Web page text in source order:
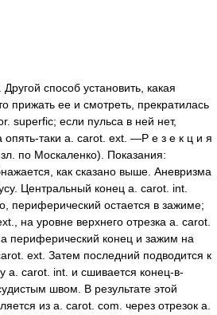
способ установить, какая
прижать ее и смотреть, прекратилась
superfic; если пульса в ней нет,
опять-таки a. carot. ext. —Р е з е к ц и я
по Москаленко). Показания:
как сказано выше. Аневризма
Центральный конец а. carot. int.
периферический остается в зажиме;
на уровне верхнего отрезка а. carot.
периферический конец и зажим на
ext. Затем последний подводится к
a. carot. int. и сшивается конец-в-
швом. В результате этой
из a. carot. com. через отрезок a.